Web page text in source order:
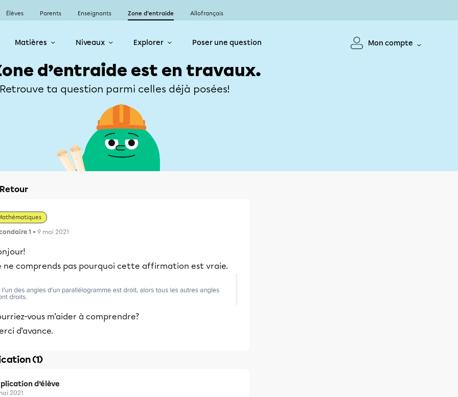
Élèves Parents Enseignants Zone d’entraide Allofrançais
Matières Niveaux Explorer Poser une question Mon compte
d’entraide est en travaux.
Retrouve ta question parmi celles déjà posées!
Retour
1 • 9 mai 2021
ne comprends pas pourquoi cette affirmation est vraie.
vous m’aider à comprendre?
d’avance.
(1)
d’élève
2021